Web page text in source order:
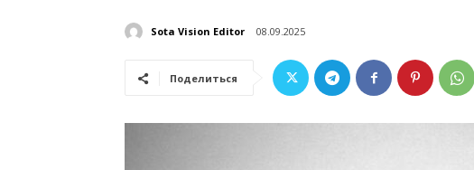
Sota Vision Editor 08.09.2025
Поделиться